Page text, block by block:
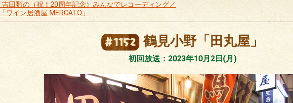
田類の（祝！20周年記念）みんなでレコーディング／
ワイン居酒屋 MERCATO」
#1152 鶴見小野「田丸屋」
初回放送：2023年10月2日(月)